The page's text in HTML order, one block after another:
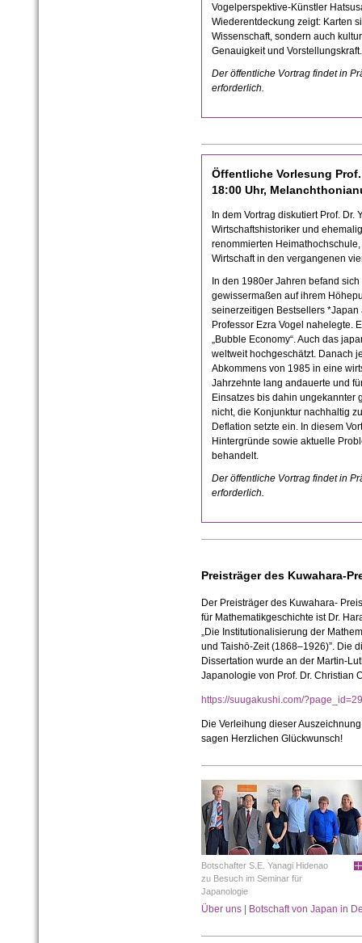
Vogelperspektive-Künstler
Wiederentdeckung zeigt: Karten
Wissenschaft, sondern auch
Genauigkeit und Vorstellungskraft.
Der öffentliche Vortrag findet in
erforderlich.
Öffentliche Vorlesung Prof.
18:00 Uhr,
In dem Vortrag diskutiert Prof. Dr.
Wirtschaftshistoriker und
renommierten
Wirtschaft in den vergangenen
In den 1980er Jahren befand
gewissermaßen auf ihrem
seinerzeitigen Bestsellers
Professor Ezra Vogel nahelegte.
„Bubble Economy“. Auch das
weltweit hochgeschätzt. Danach
Abkommens von 1985 in eine
Jahrzehnte lang andauerte und
Einsatzes bis dahin ungekannter
nicht, die Konjunktur nachhaltig
Deflation setzte ein. In diesem
Hintergründe sowie aktuelle
behandelt.
Der öffentliche Vortrag findet in
erforderlich.
Preisträger des Kuwahara-
Der Preisträger des Kuwahara-
für Mathematikgeschichte ist Dr.
„Die Institutionalisierung der
und Taishō-Zeit (1868–1926)”. Die
Dissertation wurde an der Martin-
Japanologie von Prof. Dr. Christian
https://suugakushi.com/
Die Verleihung dieser
sagen Herzlichen Glückwunsch!
Botschafter S.E. Yanagi Hidenao
zu Besuch im Seminar für
Japanologie
Über uns | Botschaft von Japan in